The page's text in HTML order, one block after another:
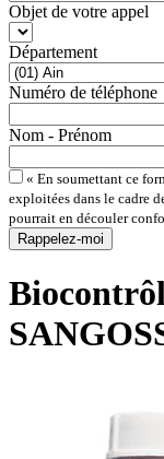
Objet de votre appel
Département
Numéro de téléphone
Nom - Prénom
« En soumettant ce
exploitées dans le cadre
pourrait en découler